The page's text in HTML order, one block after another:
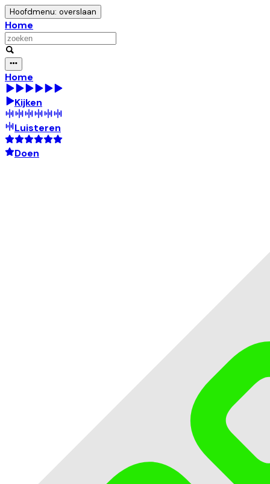
Hoofdmenu: overslaan
Home
Home
Kijken
Luisteren
Doen